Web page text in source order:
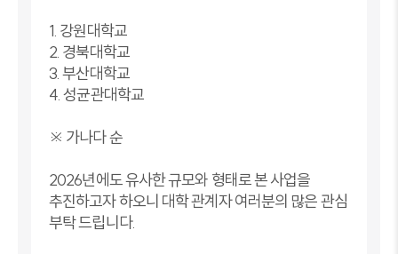
1. 강원대학교
2. 경북대학교
3. 부산대학교
4. 성균관대학교
※ 가나다 순
2026년에도 유사한 규모와 형태로 본 사업을
추진하고자 하오니 대학 관계자 여러분의 많은 관심
부탁 드립니다.